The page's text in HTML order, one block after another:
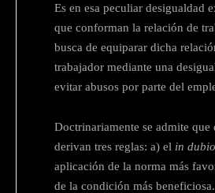
Es en esa peculiar desigualdad
que conforman la relación de
busca de equiparar dicha
trabajador mediante una
evitar abusos por parte del
Doctrinariamente se admite
derivan tres reglas: a) el in
aplicación de la norma más
de la condición más beneficiosa.